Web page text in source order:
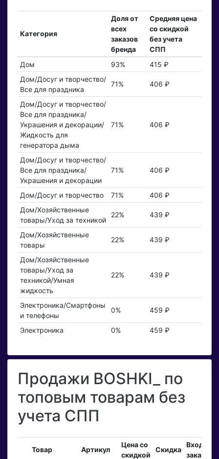
Категория
Доля от
всех
заказов
бренда
Средняя цена
со скидкой
без учета
СПП
Дом
93%
415 ₽
Дом/Досуг и творчество/
Все для праздника
71% 406 ₽
Дом/Досуг и творчество/
Все для праздника/
Украшения и декорации/
Жидкость для
генератора дыма
71% 406 ₽
Дом/Досуг и творчество/
Все для праздника/
Украшения и декорации
71% 406 ₽
Дом/Досуг и творчество 71%
406 ₽
Дом/Хозяйственные
товары/Уход за техникой
22% 439 ₽
Дом/Хозяйственные
товары
22% 439 ₽
Дом/Хозяйственные
товары/Уход за
техникой/Умная
жидкость
22% 439 ₽
Электроника/Смартфоны
и телефоны
0% 459 ₽
Электроника 0% 459 ₽
Продажи BOSHKI_ по
топовым товарам без
учета СПП
Товар Артикул
Цена со
скидкой
Скидка
заказы